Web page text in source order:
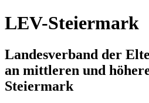
LEV-Steiermark
Landesverband der
an mittleren und
Steiermark